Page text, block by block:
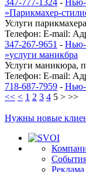
»Парикмахер-
Услуги парикмахера
Телефон: E-mail:
347-267-9651 -
»услуги маникбра
Услуги маникюра,
Телефон: E-mail:
718-687-7959 -
<< < 1 2 3 4 5 > >>
Нужны новые
Реклама